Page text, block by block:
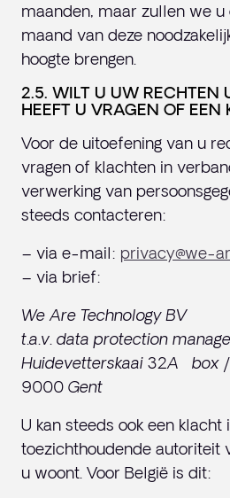
maanden, maar zullen we u
maand van deze
hoogte brengen.
2.5. WILT U UW RECHTEN
HEEFT U VRAGEN OF EEN
Voor de uitoefening van u
vragen of klachten in
verwerking van
steeds contacteren:
– via e-mail: privacy@we-
– via brief:
We Are Technology BV
t.a.v. data protection
Huidevetterskaai 32A box
9000 Gent
U kan steeds ook een klacht
toezichthoudende autoriteit
u woont. Voor België is dit: